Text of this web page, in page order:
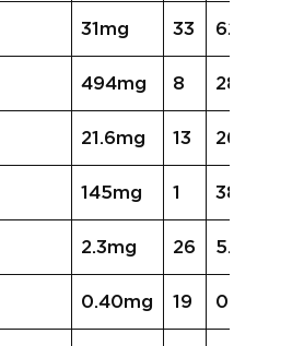
31mg 33 62mg
494mg 8 288mg
21.6mg 13 26.2mg
145mg 1 38mg
2.3mg 26 5.1mg
0.40mg 19 0.55mg